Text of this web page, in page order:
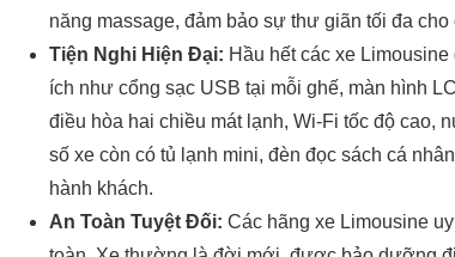
năng massage, đảm bảo sự thư giãn tối đa cho
Tiện Nghi Hiện Đại: Hầu hết các xe
ích như cổng sạc USB tại mỗi ghế, màn hình
điều hòa hai chiều mát lạnh, Wi-Fi tốc độ cao,
số xe còn có tủ lạnh mini, đèn đọc sách cá
hành khách.
An Toàn Tuyệt Đối: Các hãng xe Limousine